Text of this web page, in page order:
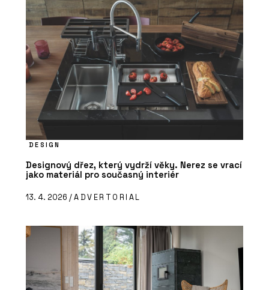
DESIGN
Designový dřez, který vydrží věky. Nerez se vrací
jako materiál pro současný interiér
13. 4. 2026 /ADVERTORIAL